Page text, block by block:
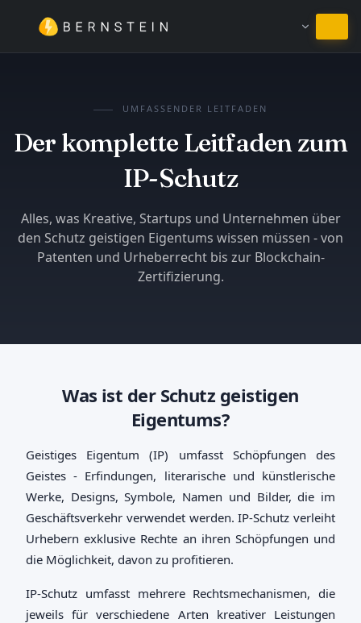
Bei Deutsch bleiben
UMFASSENDER LEITFADEN
Der komplette Leitfaden zum
IP-Schutz
Alles, was Kreative, Startups und Unternehmen über
den Schutz geistigen Eigentums wissen müssen - von
Patenten und Urheberrecht bis zur Blockchain-
Zertifizierung.
Was ist der Schutz geistigen
Eigentums?
Geistiges Eigentum (IP) umfasst Schöpfungen des
Geistes - Erfindungen, literarische und künstlerische
Werke, Designs, Symbole, Namen und Bilder, die im
Geschäftsverkehr verwendet werden. IP-Schutz verleiht
Urhebern exklusive Rechte an ihren Schöpfungen und
die Möglichkeit, davon zu profitieren.
IP-Schutz umfasst mehrere Rechtsmechanismen, die
jeweils für verschiedene Arten kreativer Leistungen